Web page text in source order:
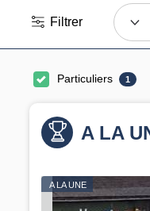
Filtrer
Particuliers 1
A LA
A LA UNE